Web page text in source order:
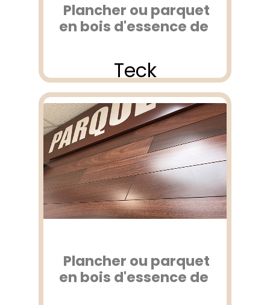
Plancher ou parquet
en bois d'essence de
Teck
Plancher ou parquet
en bois d'essence de